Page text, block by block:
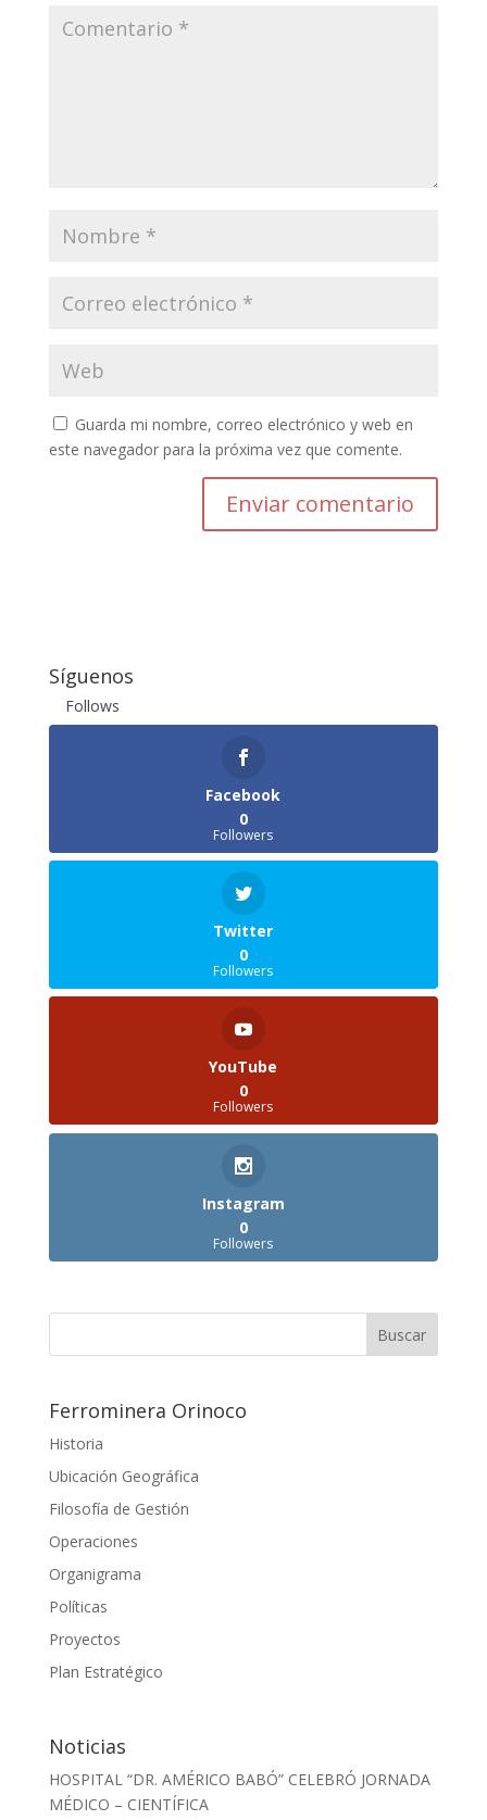
Guarda mi nombre, correo electrónico y web en
este navegador para la próxima vez que comente.
Enviar comentario
Síguenos
Follows
Facebook
0
Followers
Twitter
0
Followers
YouTube
0
Followers
Instagram
0
Followers
Ferrominera Orinoco
Historia
Ubicación Geográfica
Filosofía de Gestión
Operaciones
Organigrama
Políticas
Proyectos
Plan Estratégico
Noticias
HOSPITAL “DR. AMÉRICO BABÓ” CELEBRÓ JORNADA
MÉDICO – CIENTÍFICA